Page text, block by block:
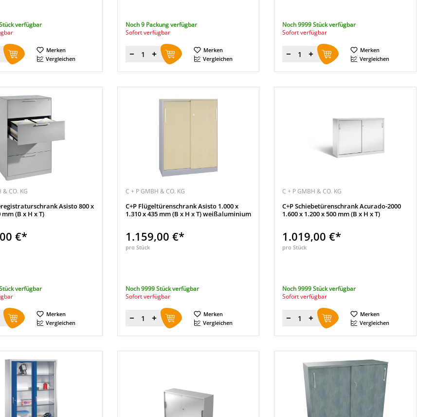
verfügbar
Merken
Vergleichen
Noch 9 Packung verfügbar
Sofort verfügbar
Menge
Merken
Vergleichen
Noch 9999 Stück verfügbar
Sofort verfügbar
Menge
Merken
Vergleichen
& CO. KG
Asisto 800 x
mm (B x H x T)
€*
verfügbar
Merken
Vergleichen
C + P GMBH & CO. KG
C+P Flügeltürenschrank Asisto 1.000 x
1.310 x 435 mm (B x H x T) weißaluminium
1.159,00 €*
pro Stück
Noch 9999 Stück verfügbar
Sofort verfügbar
Menge
Merken
Vergleichen
C + P GMBH & CO. KG
C+P Schiebetürenschrank Acurado-2000
1.600 x 1.200 x 500 mm (B x H x T)
1.019,00 €*
pro Stück
Noch 9999 Stück verfügbar
Sofort verfügbar
Menge
Merken
Vergleichen